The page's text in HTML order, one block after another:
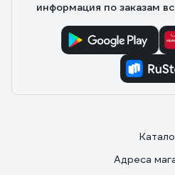
информация по заказам
Адреса